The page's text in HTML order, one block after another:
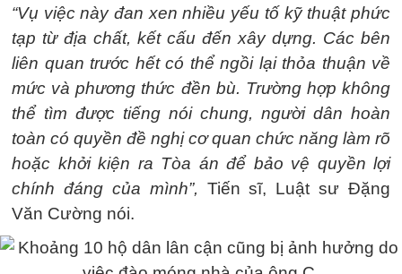
“Vụ việc này đan xen nhiều yếu tố kỹ thuật phức
tạp từ địa chất, kết cấu đến xây dựng. Các bên
liên quan trước hết có thể ngồi lại thỏa thuận về
mức và phương thức đền bù. Trường hợp không
thể tìm được tiếng nói chung, người dân hoàn
toàn có quyền đề nghị cơ quan chức năng làm rõ
hoặc khởi kiện ra Tòa án để bảo vệ quyền lợi
chính đáng của mình”, Tiến sĩ, Luật sư Đặng
Văn Cường nói.